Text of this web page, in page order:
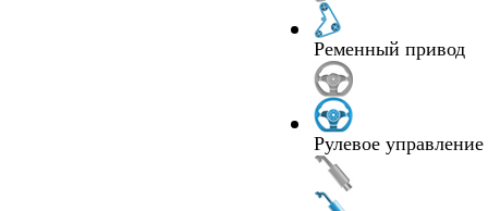
Ременный привод
Рулевое управление